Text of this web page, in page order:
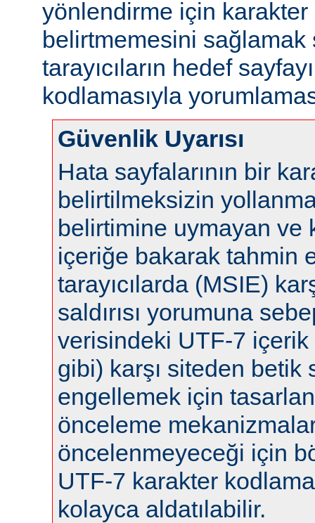
yönlendirme için karakter
belirtmemesini sağlamak
tarayıcıların hedef
kodlamasıyla
Güvenlik Uyarısı
Hata sayfalarının bir
belirtilmeksizin
belirtimine uymayan ve
içeriğe bakarak tahmin
tarayıcılarda (MSIE)
saldırısı yorumuna
verisindeki UTF-7
gibi) karşı siteden betik
engellemek için
önceleme
öncelenmeyeceği için
UTF-7 karakter
kolayca aldatılabilir.